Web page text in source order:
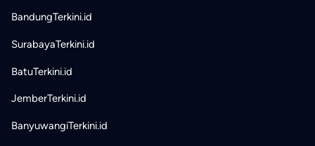
BandungTerkini.id
SurabayaTerkini.id
BatuTerkini.id
JemberTerkini.id
BanyuwangiTerkini.id